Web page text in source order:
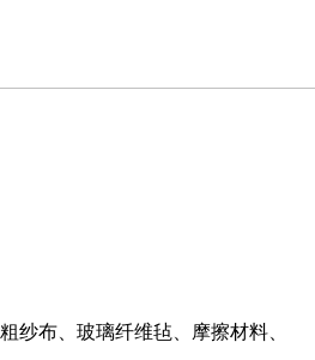
布、玻璃纤维毡、摩擦材料、